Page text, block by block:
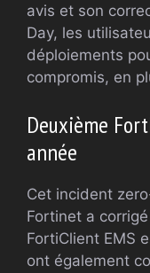
avis et son
Day, les
déploiements
compromis, en
Deuxième
année
Cet incident
Fortinet a
FortiClient EMS
ont également